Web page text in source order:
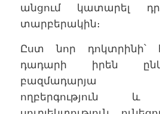
անցում կատարել
տարբերակին։
Ըստ նոր
դադարի իրեն
բազմադարյա
ողբերգություն